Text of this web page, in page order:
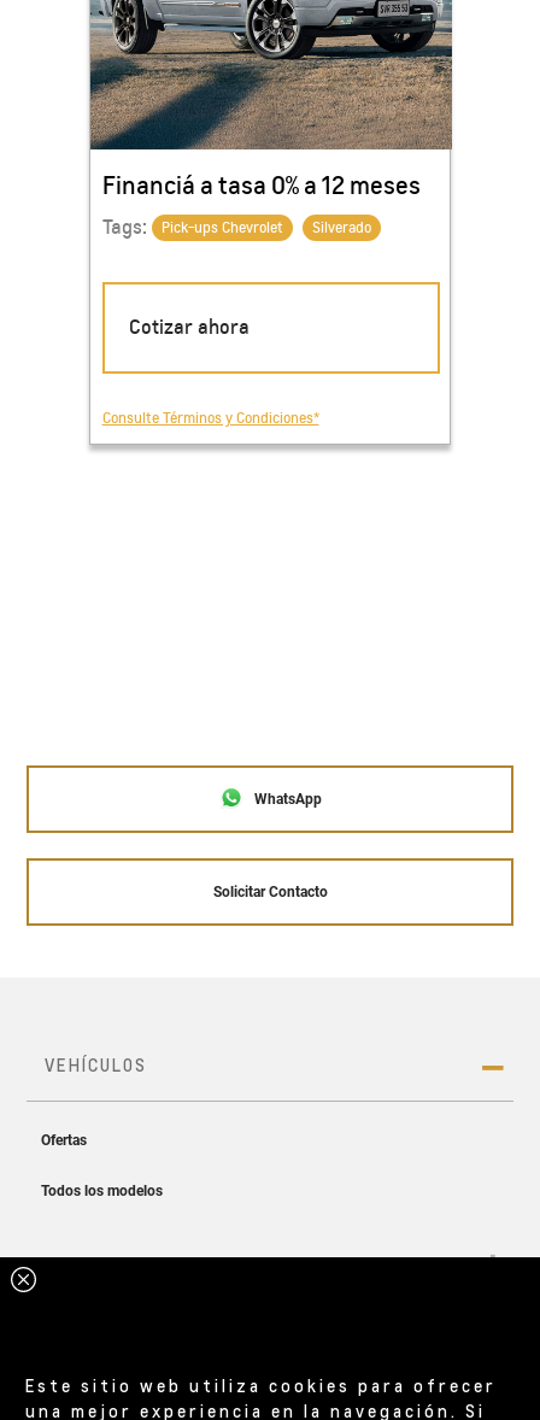
WhatsApp
Solicitar Contacto
Este sitio web utiliza cookies para ofrecer
una mejor experiencia en la navegación. Si